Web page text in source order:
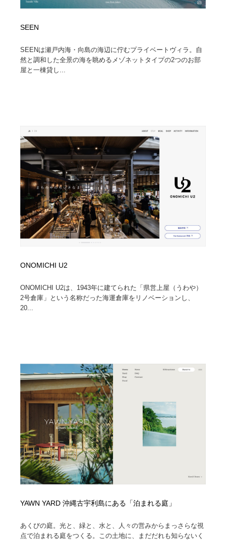
SEEN
SEENは瀬戸内海・向島の海辺に佇むプライベートヴィラ。自
然と調和した全景の海を眺めるメゾネットタイプの2つのお部
屋と一棟貸し...
ONOMICHI U2
ONOMICHI U2は、1943年に建てられた「県営上屋（うわや）
2号倉庫」という名称だった海運倉庫をリノベーションし、
20...
YAWN YARD 沖縄古宇利島にある「泊まれる庭」
あくびの庭。光と、緑と、水と、人々の営みからまっさらな視
点で泊まれる庭をつくる。この土地に、まだだれも知らないく